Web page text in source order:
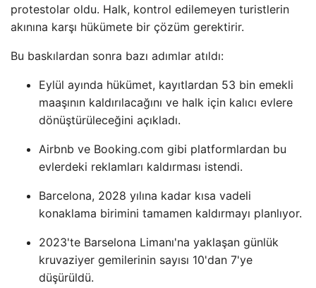
protestolar oldu. Halk, kontrol edilemeyen turistlerin
akınına karşı hükümete bir çözüm gerektirir.
Bu baskılardan sonra bazı adımlar atıldı:
Eylül ayında hükümet, kayıtlardan 53 bin emekli
maaşının kaldırılacağını ve halk için kalıcı evlere
dönüştürüleceğini açıkladı.
Airbnb ve Booking.com gibi platformlardan bu
evlerdeki reklamları kaldırması istendi.
Barcelona, ​​2028 yılına kadar kısa vadeli
konaklama birimini tamamen kaldırmayı planlıyor.
2023'te Barselona Limanı'na yaklaşan günlük
kruvaziyer gemilerinin sayısı 10'dan 7'ye
düşürüldü.